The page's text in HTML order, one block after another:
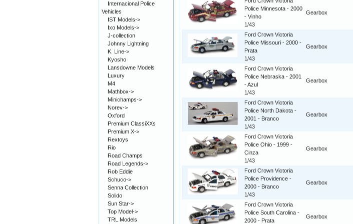
Police Minnesota - 2000
- Vinho
1/43
Gearbox
Ford Crown Victoria
Police Missouri - 2000 -
Prata
1/43
Gearbox
Ford Crown Victoria
Police Nebraska - 2001
- Azul
1/43
Gearbox
Ford Crown Victoria
Police North Dakota -
2001 - Branco
1/43
Gearbox
Ford Crown Victoria
Police Ohio - 1999 -
Cinza
1/43
Gearbox
Ford Crown Victoria
Police Providence -
2000 - Branco
1/43
Gearbox
Ford Crown Victoria
Police South Carolina -
2000 - Prata
Gearbox
Internacional Police
Vehicles
IST Models->
Ixo Models->
J-collection
Johnny Lightning
K. Line->
Kyosho
Lansdowne Models
Luxury
M4
Mathbox->
Minichamps->
Norev->
Oxford
Premium ClassiXXs
Premium X->
Rextoys
Rio
Road Champs
Road Legends->
Rob Eddie
Schuco->
Senna Collection
Solido
Sun Star->
Top Model->
TRL Models